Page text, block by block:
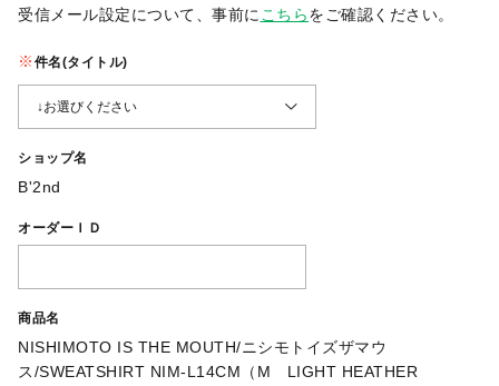
受信メール設定について、事前に こちらをご確認ください。​
件名(タイトル)
ショップ名
B'2nd
オーダーＩＤ
商品名
NISHIMOTO IS THE MOUTH/ニシモトイズザマウ
ス/SWEATSHIRT NIM-L14CM（M LIGHT HEATHER